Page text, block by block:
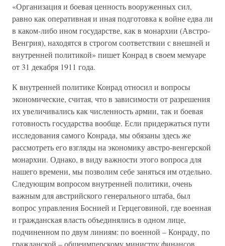
«Организация и боевая ценность вооруженных сил,
равно как оперативная и иная подготовка к войне едва ли
в каком-либо ином государстве, как в монархии (Австро-
Венгрия), находятся в строгом соответствии с внешней и
внутренней политикой» пишет Конрад в своем мемуаре
от 31 декабря 1911 года.
К внутренней политике Конрад относил и вопросы
экономические, считая, что в зависимости от разрешения
их увеличивались как численность армии, так и боевая
готовность государства вообще. Если придержаться пути
исследования самого Конрада, мы обязаны здесь же
рассмотреть его взгляды на экономику австро-венгерской
монархии. Однако, в виду важности этого вопроса для
нашего времени, мы позволим себе заняться им отдельно.
Следующим вопросом внутренней политики, очень
важным для австрийского генерального штаба, был
вопрос управления Боснией и Герцеговиной, где военная
и гражданская власть объединялись в одном лице,
подчиненном по двум линиям: по военной – Конраду, по
гражданской – общеимперскому министру финансов.